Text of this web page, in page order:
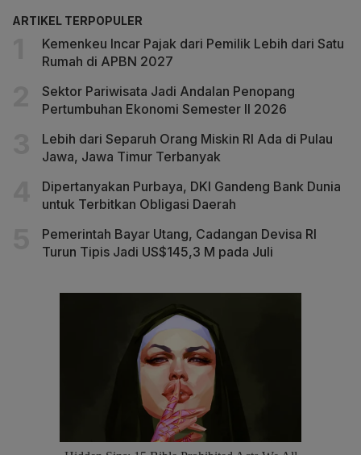
ARTIKEL TERPOPULER
Kemenkeu Incar Pajak dari Pemilik Lebih dari Satu
Rumah di APBN 2027
Sektor Pariwisata Jadi Andalan Penopang
Pertumbuhan Ekonomi Semester II 2026
Lebih dari Separuh Orang Miskin RI Ada di Pulau
Jawa, Jawa Timur Terbanyak
Dipertanyakan Purbaya, DKI Gandeng Bank Dunia
untuk Terbitkan Obligasi Daerah
Pemerintah Bayar Utang, Cadangan Devisa RI
Turun Tipis Jadi US$145,3 M pada Juli